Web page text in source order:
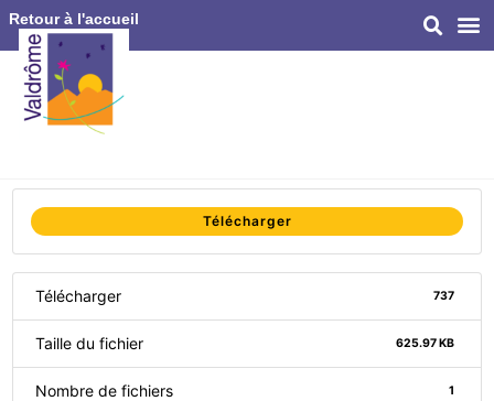
Retour à l'accueil
Télécharger
Télécharger 737
Taille du fichier 625.97 KB
Nombre de fichiers 1